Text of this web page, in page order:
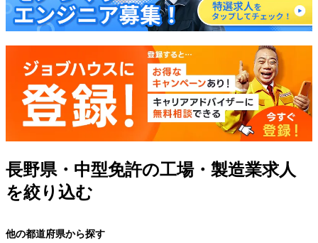
長野県・中型免許の工場・製造業求人
を絞り込む
他の都道府県から探す